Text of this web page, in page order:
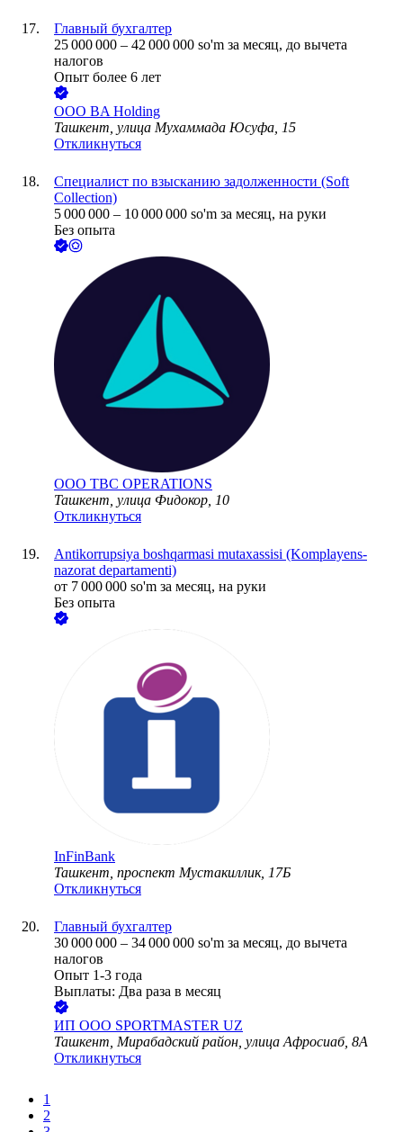
Главный бухгалтер
25 000 000 – 42 000 000 so'm за месяц, до вычета
налогов
Опыт более 6 лет
ООО BA Holding
Ташкент, улица Мухаммада Юсуфа, 15
Откликнуться
Специалист по взысканию задолженности (Soft
Collection)
5 000 000 – 10 000 000 so'm за месяц, на руки
Без опыта
ООО TBC OPERATIONS
Ташкент, улица Фидокор, 10
Откликнуться
Antikorrupsiya boshqarmasi mutaxassisi (Komplayens-
nazorat departamenti)
от 7 000 000 so'm за месяц, на руки
Без опыта
InFinBank
Ташкент, проспект Мустакиллик, 17Б
Откликнуться
Главный бухгалтер
30 000 000 – 34 000 000 so'm за месяц, до вычета
налогов
Опыт 1-3 года
Выплаты: Два раза в месяц
ИП ООО SPORTMASTER UZ
Ташкент, Мирабадский район, улица Афросиаб, 8А
Откликнуться
1
2